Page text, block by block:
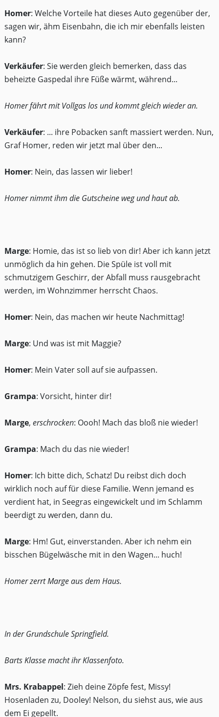
Homer: Welche Vorteile hat dieses Auto gegenüber der,
sagen wir, ähm Eisenbahn, die ich mir ebenfalls leisten
kann?
Verkäufer: Sie werden gleich bemerken, dass das
beheizte Gaspedal ihre Füße wärmt, während...
Homer fährt mit Vollgas los und kommt gleich wieder an.
Verkäufer: ... ihre Pobacken sanft massiert werden. Nun,
Graf Homer, reden wir jetzt mal über den...
Homer: Nein, das lassen wir lieber!
Homer nimmt ihm die Gutscheine weg und haut ab.
Marge: Homie, das ist so lieb von dir! Aber ich kann jetzt
unmöglich da hin gehen. Die Spüle ist voll mit
schmutzigem Geschirr, der Abfall muss rausgebracht
werden, im Wohnzimmer herrscht Chaos.
Homer: Nein, das machen wir heute Nachmittag!
Marge: Und was ist mit Maggie?
Homer: Mein Vater soll auf sie aufpassen.
Grampa: Vorsicht, hinter dir!
Marge, erschrocken: Oooh! Mach das bloß nie wieder!
Grampa: Mach du das nie wieder!
Homer: Ich bitte dich, Schatz! Du reibst dich doch
wirklich noch auf für diese Familie. Wenn jemand es
verdient hat, in Seegras eingewickelt und im Schlamm
beerdigt zu werden, dann du.
Marge: Hm! Gut, einverstanden. Aber ich nehm ein
bisschen Bügelwäsche mit in den Wagen... huch!
Homer zerrt Marge aus dem Haus.
In der Grundschule Springfield.
Barts Klasse macht ihr Klassenfoto.
Mrs. Krabappel: Zieh deine Zöpfe fest, Missy!
Hosenladen zu, Dooley! Nelson, du siehst aus, wie aus
dem Ei gepellt.